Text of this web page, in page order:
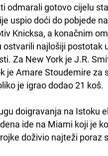
odmarali gotovo cijelu
uspio doći do pobjede
Knicksa, a konačnim
ostvarili najlošiji postotak
Za New York je J.R.
je Amare Stoudemire za
je igrao dodao 21 koš.
doigravanja na Istoku
ide na Miami koji je
doživio najteži poraz